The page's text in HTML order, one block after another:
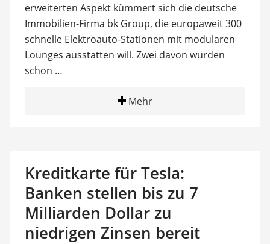
erweiterten Aspekt kümmert sich die deutsche
Immobilien-Firma bk Group, die europaweit 300
schnelle Elektroauto-Stationen mit modularen
Lounges ausstatten will. Zwei davon wurden
schon …
Mehr
Kreditkarte für Tesla:
Banken stellen bis zu 7
Milliarden Dollar zu
niedrigen Zinsen bereit